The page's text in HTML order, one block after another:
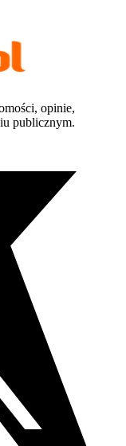
opinie,
publicznym.